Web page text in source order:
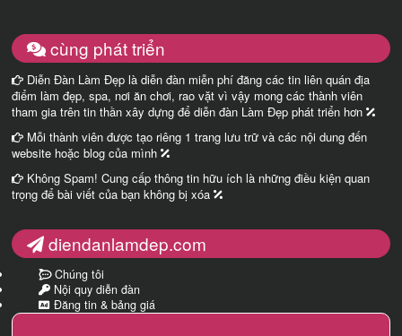
cùng phát triển
Diễn Đàn Làm Đẹp là diễn đàn miễn phí đăng các tin liên quán địa
điểm làm đẹp, spa, nơi ăn chơi, rao vặt vì vậy mong các thành viên
tham gia trên tin thần xây dựng để diễn đàn Làm Đẹp phát triển hơn
Mỗi thành viên được tạo riêng 1 trang lưu trữ và các nội dung đến
website hoặc blog của mình
Không Spam! Cung cấp thông tin hữu ích là những điều kiện quan
trọng để bài viết của bạn không bị xóa
diendanlamdep.com
Chúng tôi
Nội quy diễn đàn
Đăng tin & bảng giá